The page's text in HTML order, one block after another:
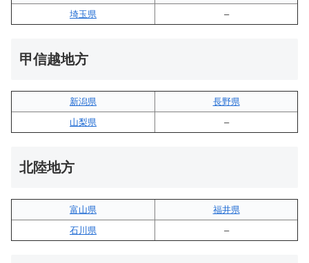
埼玉県
–
甲信越地方
新潟県
長野県
山梨県
–
北陸地方
富山県
福井県
石川県
–